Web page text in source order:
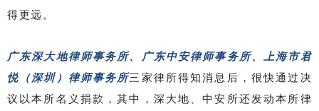
得更远。
广东深大地律师事务所、广东中安律师事务所、上海市君
悦（深圳）律师事务所三家律所得知消息后，很快通过决
议以本所名义捐款，其中，深大地、中安所还发动本所律